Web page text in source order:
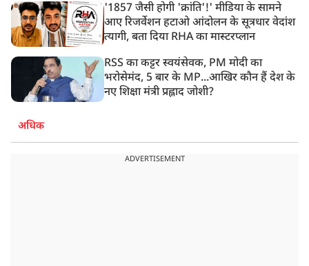
'1857 जैसी होगी 'क्रांति'!' मीडिया के सामने
आए रिजर्वेशन हटाओ आंदोलन के सूत्रधार वेदांश
त्यागी, बता दिया RHA का मास्टरप्लान
RSS का कट्टर स्वयंसेवक, PM मोदी का
भरोसेमंद, 5 बार के MP...आखिर कौन हैं देश के
नए शिक्षा मंत्री प्रह्लाद जोशी?
अधिक
ADVERTISEMENT